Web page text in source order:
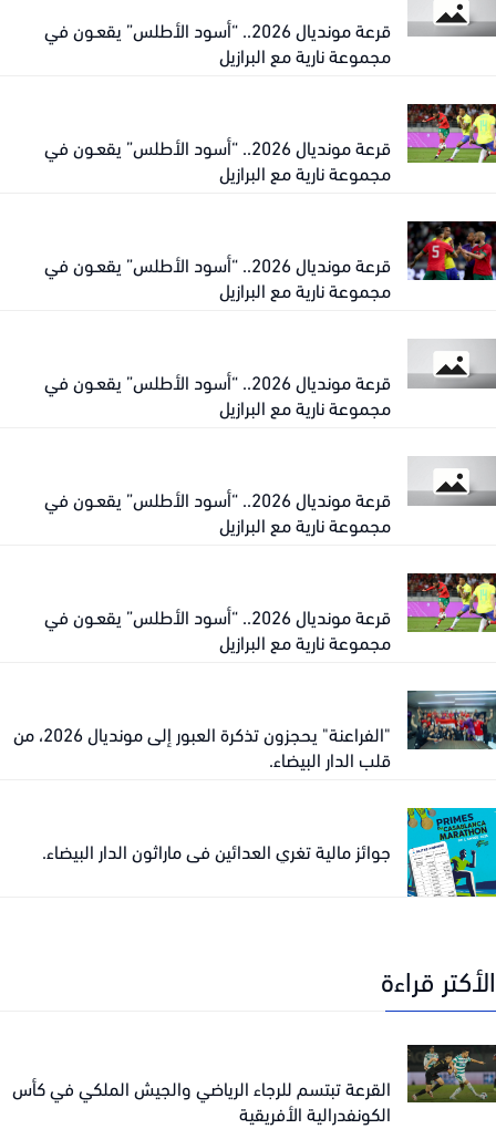
قرعة مونديال 2026.. “أسود الأطلس” يقعـون في
مجموعة نارية مع البرازيل
قرعة مونديال 2026.. “أسود الأطلس” يقعـون في
مجموعة نارية مع البرازيل
قرعة مونديال 2026.. “أسود الأطلس” يقعـون في
مجموعة نارية مع البرازيل
قرعة مونديال 2026.. “أسود الأطلس” يقعـون في
مجموعة نارية مع البرازيل
قرعة مونديال 2026.. “أسود الأطلس” يقعـون في
مجموعة نارية مع البرازيل
قرعة مونديال 2026.. “أسود الأطلس” يقعـون في
مجموعة نارية مع البرازيل
"الفراعنة" يحجزون تذكرة العبور إلى مونديال 2026، من
قلب الدار البيضاء.
جوائز مالية تغري العدائين في ماراثون الدار البيضاء.
قراءة
القرعة تبتسم للرجاء الرياضي والجيش الملكي في كأس
الكونفدرالية الأفريقية